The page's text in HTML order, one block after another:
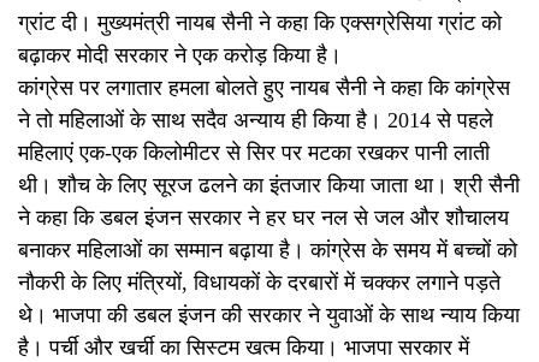
ग्रांट दी। मुख्यमंत्री नायब सैनी ने कहा कि एक्सग्रेसिया ग्रांट को
बढ़ाकर मोदी सरकार ने एक करोड़ किया है।
कांग्रेस पर लगातार हमला बोलते हुए नायब सैनी ने कहा कि कांग्रेस
ने तो महिलाओं के साथ सदैव अन्याय ही किया है। 2014 से पहले
महिलाएं एक-एक किलोमीटर से सिर पर मटका रखकर पानी लाती
थी। शौच के लिए सूरज ढलने का इंतजार किया जाता था। श्री सैनी
ने कहा कि डबल इंजन सरकार ने हर घर नल से जल और शौचालय
बनाकर महिलाओं का सम्मान बढ़ाया है। कांग्रेस के समय में बच्चों को
नौकरी के लिए मंत्रियों, विधायकों के दरबारों में चक्कर लगाने पड़ते
थे। भाजपा की डबल इंजन की सरकार ने युवाओं के साथ न्याय किया
है। पर्ची और खर्ची का सिस्टम खत्म किया। भाजपा सरकार में